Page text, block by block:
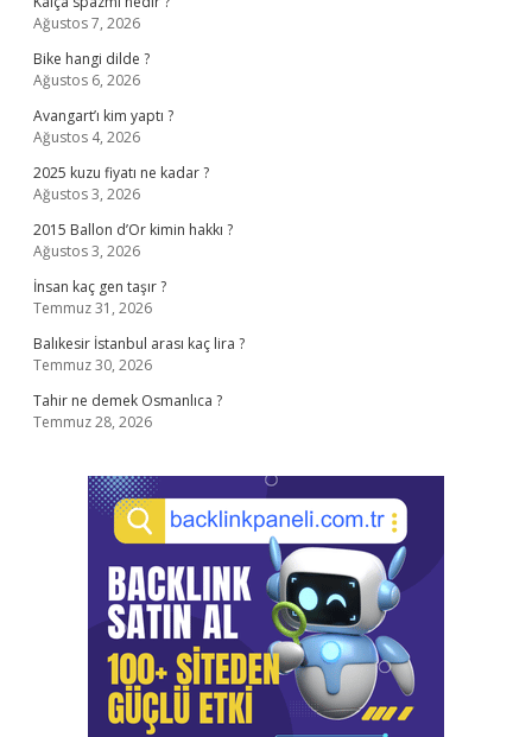
Ağustos 7, 2026
Bike hangi dilde ?
Ağustos 6, 2026
Avangart’ı kim yaptı ?
Ağustos 4, 2026
2025 kuzu fiyatı ne kadar ?
Ağustos 3, 2026
2015 Ballon d’Or kimin hakkı ?
Ağustos 3, 2026
İnsan kaç gen taşır ?
Temmuz 31, 2026
Balıkesir İstanbul arası kaç lira ?
Temmuz 30, 2026
Tahir ne demek Osmanlıca ?
Temmuz 28, 2026